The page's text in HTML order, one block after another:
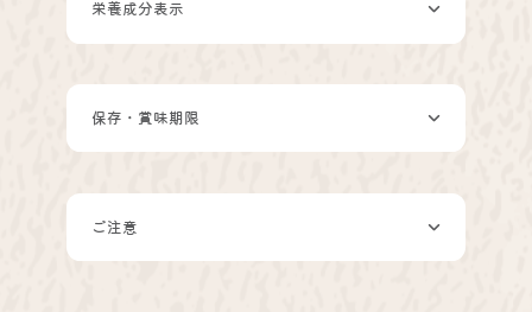
栄養成分表示
保存・賞味期限
ご注意